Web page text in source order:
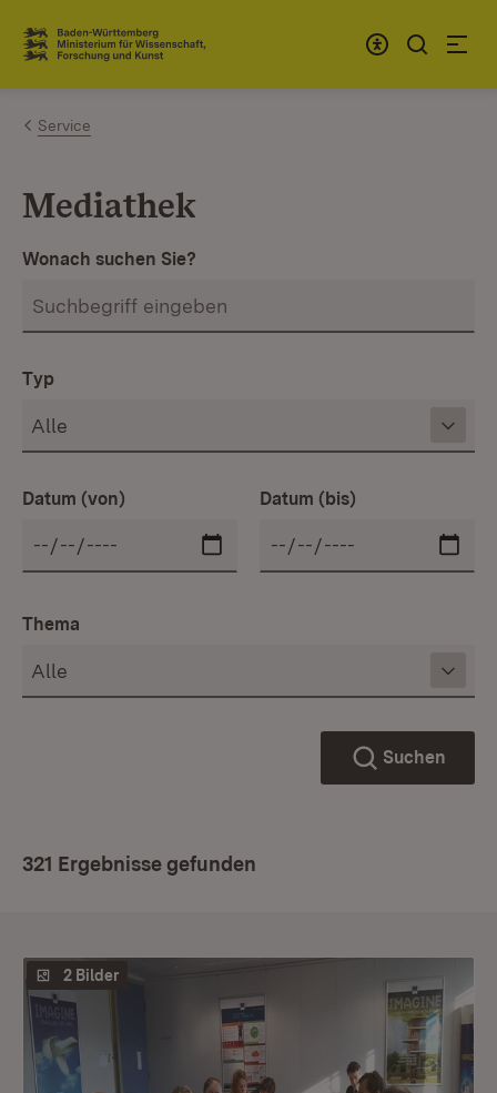
Zum Inhalt springen
Link zur Startseite
Service
Mediathek
Wonach suchen Sie?
Typ
Datum (von) Datum (bis)
Thema
Suchen
321 Ergebnisse gefunden
2 Bilder